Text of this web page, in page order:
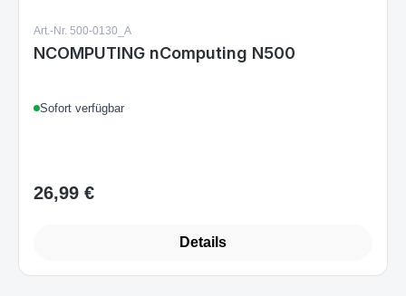
Art.-Nr. 500-0130_A
NCOMPUTING nComputing N500
Sofort verfügbar
Regulärer Preis:
26,99 €
Details